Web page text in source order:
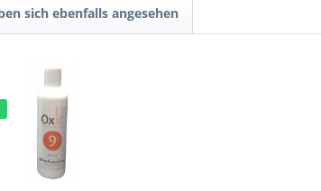
sich ebenfalls angesehen